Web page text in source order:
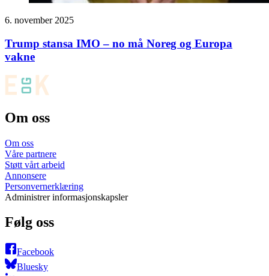
6. november 2025
Trump stansa IMO – no må Noreg og Europa
vakne
Om oss
Om oss
Våre partnere
Støtt vårt arbeid
Annonsere
Personvernerklæring
Administrer informasjonskapsler
Følg oss
Facebook
Bluesky